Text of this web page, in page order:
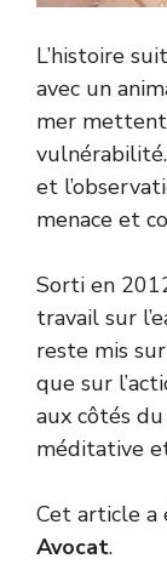
L’histoire
avec un
mer mettent
et
menace et
Sorti en
travail sur
reste mis
que sur
aux côtés du
méditative
Cet article
Avocat.